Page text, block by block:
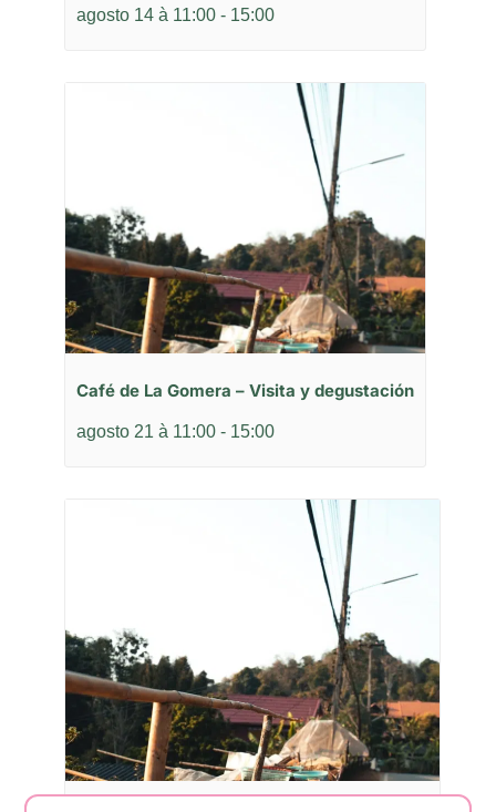
agosto 14 à 11:00 - 15:00
Café de La Gomera – Visita y degustación
agosto 21 à 11:00 - 15:00